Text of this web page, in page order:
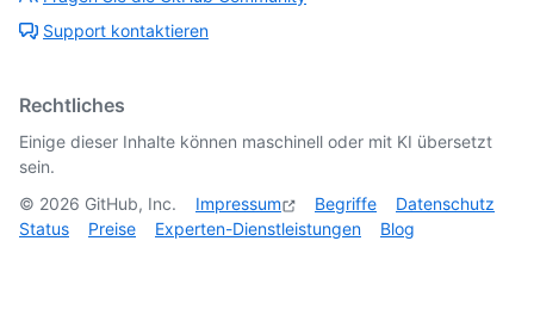
Support kontaktieren
Rechtliches
Einige dieser Inhalte können maschinell oder mit KI übersetzt
sein.
© 2026 GitHub, Inc. Impressum Begriffe
Datenschutz
Status
Preise Experten-Dienstleistungen Blog